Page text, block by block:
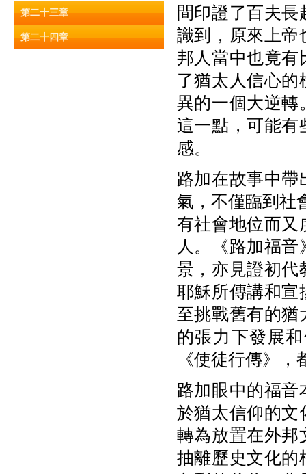
第二十三章
第二十四章
間印證了百夫
識到，原來上帝
邦人當中也竟有
了猶太人信心
異的一個大逆轉
這一點，可能有
感。
路加在故事中帶
氣，不僅臨到社
有社會地位而又
人。《路加福
景，亦見證初代
耶穌所傳講和宣
至挑戰舊有的猶
的張力下發展
《使徒行傳》
路加眼中的福音
於猶太信仰的文
轉為放置在外邦
抽離歷史文化的